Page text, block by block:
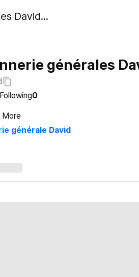
Maçonnerie générales David David yao
générales
Following0
More
générale David